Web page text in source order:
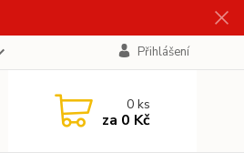
Přihlášení
0ks
za 0 Kč